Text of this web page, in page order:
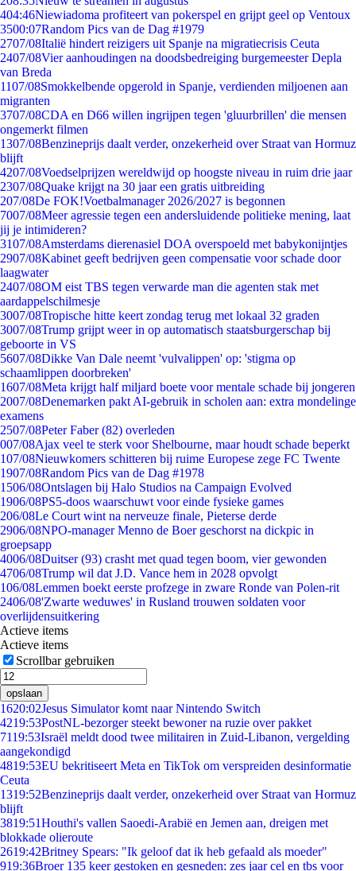
404:46Niewiadoma profiteert van pokerspel en grijpt geel op Ventoux
3500:07Random Pics van de Dag #1979
2707/08Italië hindert reizigers uit Spanje na migratiecrisis Ceuta
2407/08Vier aanhoudingen na doodsbedreiging burgemeester Depla
van Breda
1107/08Smokkelbende opgerold in Spanje, verdienden miljoenen aan
migranten
3707/08CDA en D66 willen ingrijpen tegen 'gluurbrillen' die mensen
ongemerkt filmen
1307/08Benzineprijs daalt verder, onzekerheid over Straat van Hormuz
blijft
4207/08Voedselprijzen wereldwijd op hoogste niveau in ruim drie jaar
2307/08Quake krijgt na 30 jaar een gratis uitbreiding
207/08De FOK!Voetbalmanager 2026/2027 is begonnen
7007/08Meer agressie tegen een andersluidende politieke mening, laat
jij je intimideren?
3107/08Amsterdams dierenasiel DOA overspoeld met babykonijntjes
2907/08Kabinet geeft bedrijven geen compensatie voor schade door
laagwater
2407/08OM eist TBS tegen verwarde man die agenten stak met
aardappelschilmesje
3007/08Tropische hitte keert zondag terug met lokaal 32 graden
3007/08Trump grijpt weer in op automatisch staatsburgerschap bij
geboorte in VS
5607/08Dikke Van Dale neemt 'vulvalippen' op: 'stigma op
schaamlippen doorbreken'
1607/08Meta krijgt half miljard boete voor mentale schade bij jongeren
2007/08Denemarken pakt AI-gebruik in scholen aan: extra mondelinge
examens
2507/08Peter Faber (82) overleden
007/08Ajax veel te sterk voor Shelbourne, maar houdt schade beperkt
107/08Nieuwkomers schitteren bij ruime Europese zege FC Twente
1907/08Random Pics van de Dag #1978
1506/08Ontslagen bij Halo Studios na Campaign Evolved
1906/08PS5-doos waarschuwt voor einde fysieke games
206/08Le Court wint na nerveuze finale, Pieterse derde
2906/08NPO-manager Menno de Boer geschorst na dickpic in
groepsapp
4006/08Duitser (93) crasht met quad tegen boom, vier gewonden
4706/08Trump wil dat J.D. Vance hem in 2028 opvolgt
106/08Lemmen boekt eerste profzege in zware Ronde van Polen-rit
2406/08'Zwarte weduwes' in Rusland trouwen soldaten voor
overlijdensuitkering
Actieve items
Actieve items
Scrollbar gebruiken
opslaan
1620:02Jesus Simulator komt naar Nintendo Switch
4219:53PostNL-bezorger steekt bewoner na ruzie over pakket
7119:53Israël meldt dood twee militairen in Zuid-Libanon, vergelding
aangekondigd
4819:53EU bekritiseert Meta en TikTok om verspreiden desinformatie
Ceuta
1319:52Benzineprijs daalt verder, onzekerheid over Straat van Hormuz
blijft
3819:51Houthi's vallen Saoedi-Arabië en Jemen aan, dreigen met
blokkade olieroute
2619:42Britney Spears: "Ik geloof dat ik heb gefaald als moeder"
919:36Broer 135 keer gestoken en gesneden: zes jaar cel en tbs voor